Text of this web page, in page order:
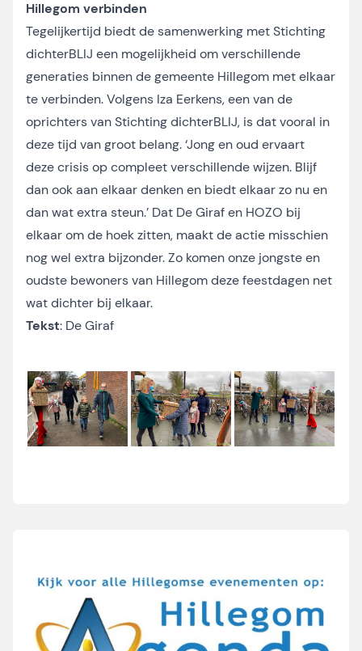
Hillegom verbinden
Tegelijkertijd biedt de samenwerking met Stichting
dichterBLIJ een mogelijkheid om verschillende
generaties binnen de gemeente Hillegom met elkaar
te verbinden. Volgens Iza Eerkens, een van de
oprichters van Stichting dichterBLIJ, is dat vooral in
deze tijd van groot belang. ‘Jong en oud ervaart
deze crisis op compleet verschillende wijzen. Blijf
dan ook aan elkaar denken en biedt elkaar zo nu en
dan wat extra steun.’ Dat De Giraf en HOZO bij
elkaar om de hoek zitten, maakt de actie misschien
nog wel extra bijzonder. Zo komen onze jongste en
oudste bewoners van Hillegom deze feestdagen net
wat dichter bij elkaar.
Tekst: De Giraf